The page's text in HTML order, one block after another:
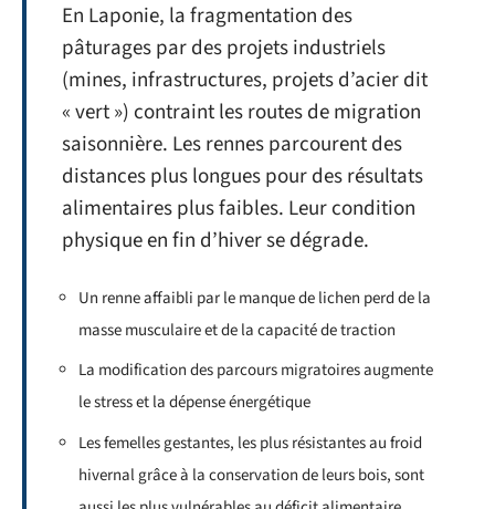
En Laponie, la fragmentation des
pâturages par des projets industriels
(mines, infrastructures, projets d’acier dit
« vert ») contraint les routes de migration
saisonnière. Les rennes parcourent des
distances plus longues pour des résultats
alimentaires plus faibles. Leur condition
physique en fin d’hiver se dégrade.
Un renne affaibli par le manque de lichen perd de la
masse musculaire et de la capacité de traction
La modification des parcours migratoires augmente
le stress et la dépense énergétique
Les femelles gestantes, les plus résistantes au froid
hivernal grâce à la conservation de leurs bois, sont